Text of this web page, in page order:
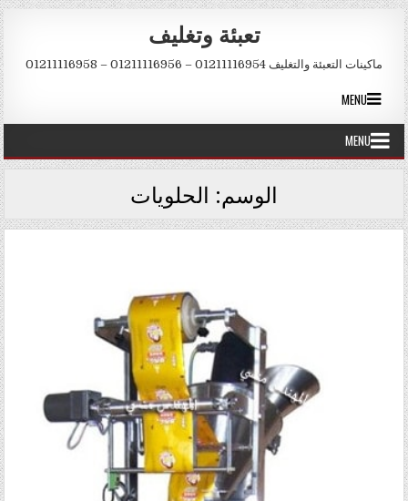
Skip to content
تعبئة وتغليف
ماكينات التعبئة والتغليف 01211116954 – 01211116956 – 01211116958
MENU
MENU
الوسم: الحلويات